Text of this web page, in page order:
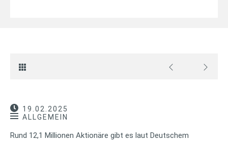
19.02.2025
ALLGEMEIN
Rund 12,1 Millionen Aktionäre gibt es laut Deutschem